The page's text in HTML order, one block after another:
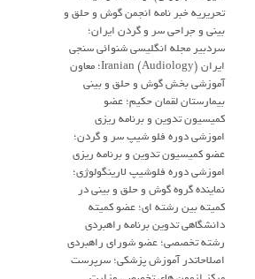
تحریریه خبر نامه انجمن گوش و حلق و
بینی و جراحی سر و گردن ایران؛
سردبیر مجله انگلیسی شنوائی سنجی
ایران (Iranian (Audiology؛ معاون
آموزشی بخش گوش و حلق و بینی
بیمارستان لقمان حکیم؛ عضو
کمیسیون تدوین و برنامه ریزی
اموزشی دوره فلو شیپ سر و گردن؛
عضو کمیسیون تدوین و برنامه ریزی
اموزشی دوره فلوشیپ لارینگولوژی؛
نماینده گروه گوش و حلق و بینی در
کمیته بین رشته ای؛ عضو کمیته
دانشگاهی تدوین برنامه راهبردی
رشته تخصصی؛ عضو شورای راهبردی
اصلاحاتدر آموزش پزشکی؛ سرپرست